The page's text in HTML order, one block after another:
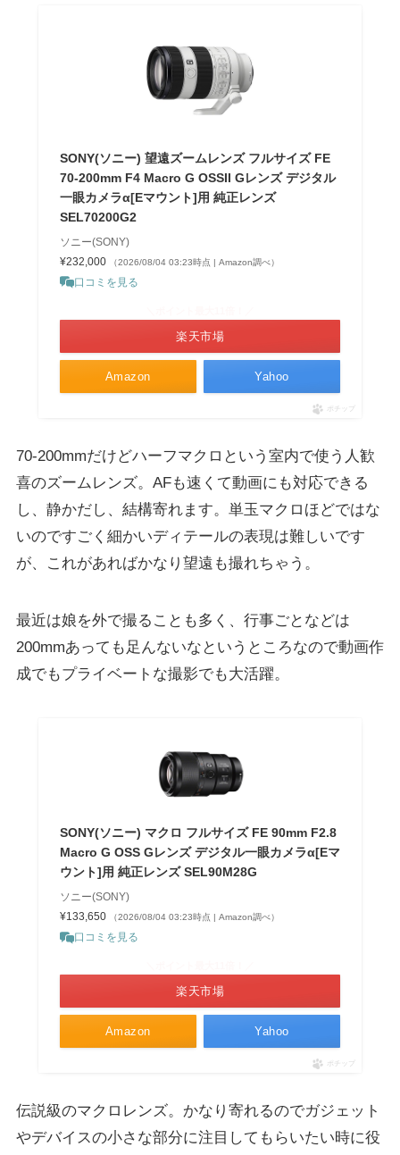
SONY(ソニー) 望遠ズームレンズ フルサイズ FE
70-200mm F4 Macro G OSSII Gレンズ デジタル
一眼カメラα[Eマウント]用 純正レンズ
SEL70200G2
ソニー(SONY)
¥232,000
（2026/08/04 03:23時点 | Amazon調べ）
口コミを見る
Amazon
楽天市場
Yahoo
ポチップ
70-200mmだけどハーフマクロという室内で使う人歓
喜のズームレンズ。AFも速くて動画にも対応できる
し、静かだし、結構寄れます。単玉マクロほどではな
いのですごく細かいディテールの表現は難しいです
が、これがあればかなり望遠も撮れちゃう。
最近は娘を外で撮ることも多く、行事ごとなどは
200mmあっても足んないなというところなので動画作
成でもプライベートな撮影でも大活躍。
SONY(ソニー) マクロ フルサイズ FE 90mm F2.8
Macro G OSS Gレンズ デジタル一眼カメラα[Eマ
ウント]用 純正レンズ SEL90M28G
ソニー(SONY)
¥133,650
（2026/08/04 03:23時点 | Amazon調べ）
口コミを見る
Amazon
楽天市場
Yahoo
ポチップ
伝説級のマクロレンズ。かなり寄れるのでガジェット
やデバイスの小さな部分に注目してもらいたい時に役